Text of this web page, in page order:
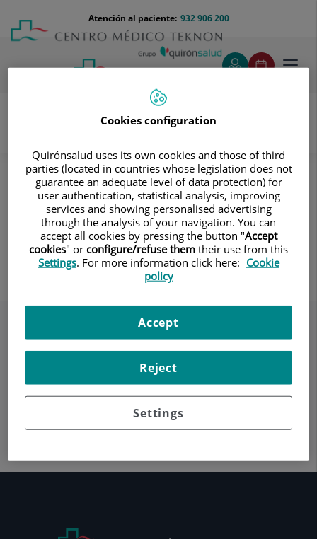
contenido
Menú
teléfono
cabecera
932 906 200
Atención al paciente:
Unidad de Obesidad
Conoce a nuestros Equipos
Neumólogo
Neumólogo
Eduardo Isidoro Loeb Melus
Cookies configuration
Quirónsalud uses its own cookies and those of third
parties (located in countries whose legislation does not
guarantee an adequate level of data protection) for
user authentication, statistical analysis, improving
services and showing personalised advertising
through the analysis of your navigation. You can
accept all cookies by pressing the button "Accept
cookies" or configure/refuse them their use from this
Settings. For more information click here: Cookie
policy
Settings
Reject
Accept